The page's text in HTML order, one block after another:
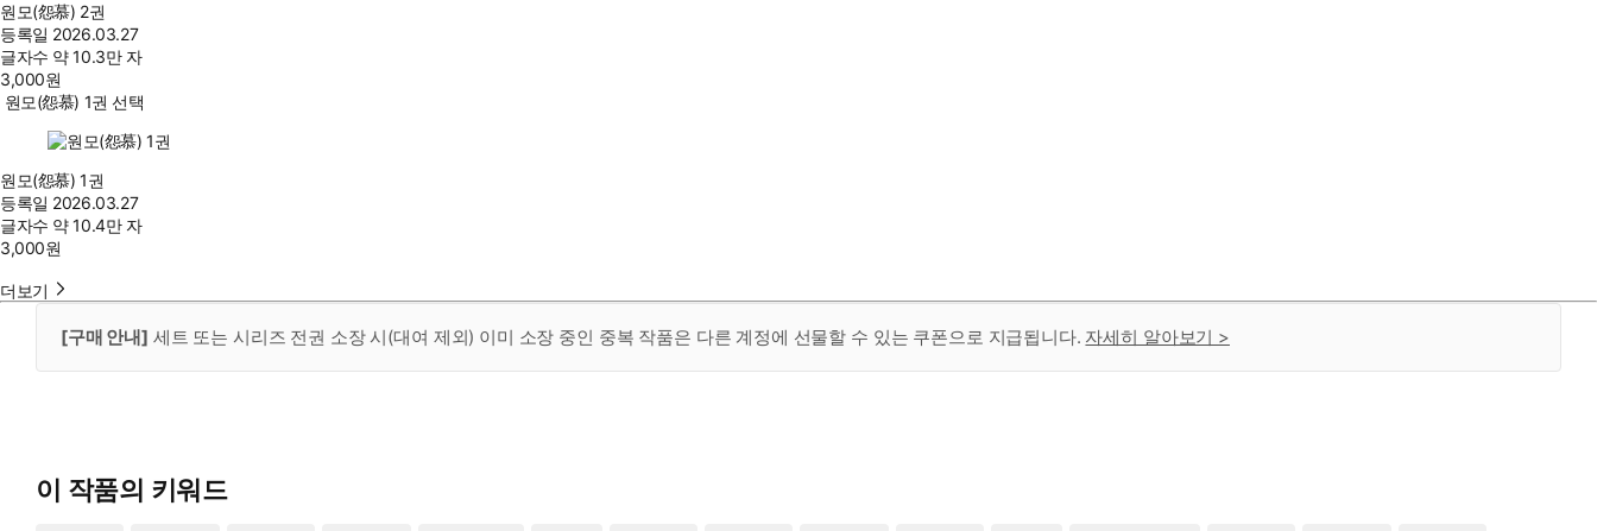
원모(怨慕) 2권
등록일 2026.03.27
글자수 약 10.3만 자
3,000원
원모(怨慕) 1권 선택
원모(怨慕) 1권
등록일 2026.03.27
글자수 약 10.4만 자
3,000원
더보기
[구매 안내] 세트 또는 시리즈 전권 소장 시(대여 제외) 이미 소장 중인 중복 작품은 다른 계정에 선물할 수 있는 쿠폰으로 지급됩니다. 자세히 알아보기 >
이 작품의 키워드